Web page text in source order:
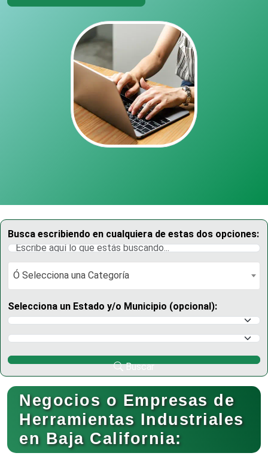
Busca escribiendo en cualquiera de estas dos opciones:
Ó Selecciona una Categoría
Ó Selecciona una Categoría
Selecciona un Estado y/o Municipio (opcional):
Selecciona un Estado
Selecciona un Municipio
Buscar
Negocios o Empresas de
Herramientas Industriales
en Baja California: